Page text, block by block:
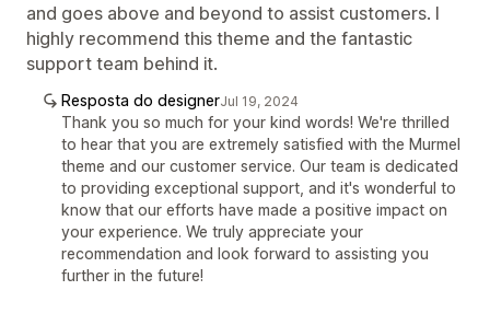
and goes above and beyond to assist customers. I
highly recommend this theme and the fantastic
support team behind it.
Resposta do designerJul 19, 2024
Thank you so much for your kind words! We're thrilled
to hear that you are extremely satisfied with the Murmel
theme and our customer service. Our team is dedicated
to providing exceptional support, and it's wonderful to
know that our efforts have made a positive impact on
your experience. We truly appreciate your
recommendation and look forward to assisting you
further in the future!